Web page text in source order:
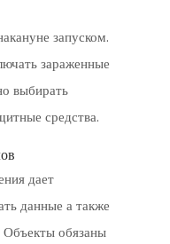
запуском.
зараженные
выбирать
средства.
дает
данные а также
обязаны